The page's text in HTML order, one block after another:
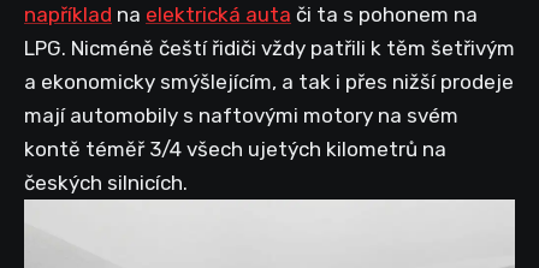
například na elektrická auta či ta s pohonem na
LPG. Nicméně čeští řidiči vždy patřili k těm šetřivým
a ekonomicky smýšlejícím, a tak i přes nižší prodeje
mají automobily s naftovými motory na svém
kontě téměř 3/4 všech ujetých kilometrů na
českých silnicích.